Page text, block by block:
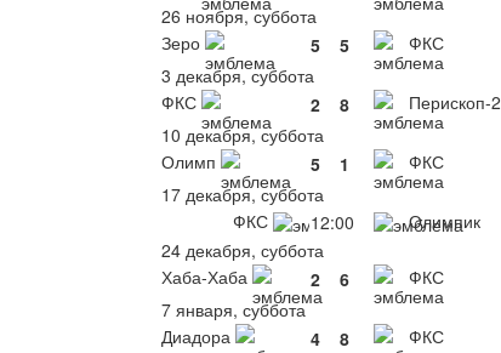
26 ноября, суббота
Зеро
5 5
ФКС
3 декабря, суббота
ФКС
2 8
Перископ-2
10 декабря, суббота
Олимп
5 1
ФКС
17 декабря, суббота
ФКС
12:00
Олимпик
24 декабря, суббота
Хаба-Хаба
2 6
ФКС
7 января, суббота
Диадора
4 8
ФКС